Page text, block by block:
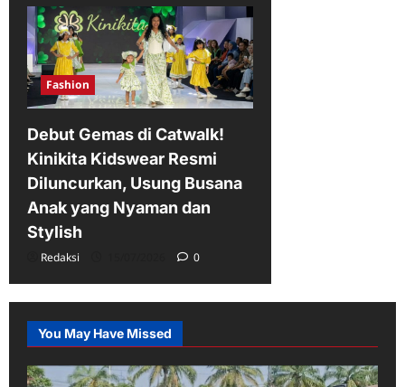
Fashion
Debut Gemas di Catwalk!
Kinikita Kidswear Resmi
Diluncurkan, Usung Busana
Anak yang Nyaman dan
Stylish
Redaksi 0
You May Have Missed